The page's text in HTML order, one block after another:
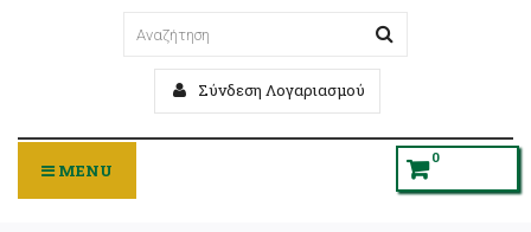
Σύνδεση Λογαριασμού
0
MENU